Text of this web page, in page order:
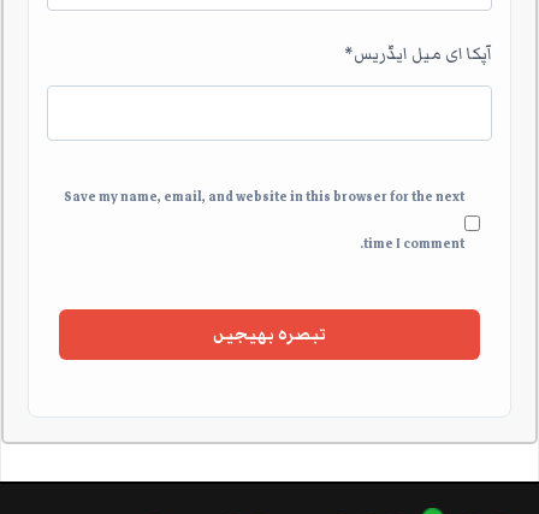
آپکا ای میل ایڈریس*
Save my name, email, and website in this browser for the next
time I comment.